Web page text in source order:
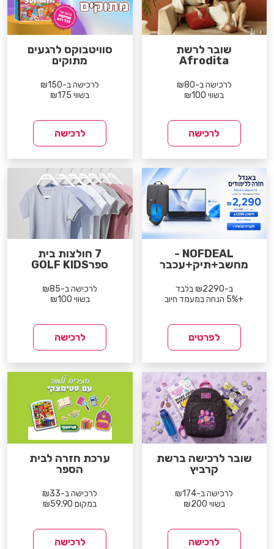
שובר לרשת
Afrodita
לרכישה ב-₪80
בשווי ₪100
לרכישה
סוויטבוקס לרגעים
מתוקים
לרכישה ב-₪150
בשווי ₪175
לרכישה
NOFDEAL -
מחשב+תיק+עכבר
ב-₪2290 בלבד
+5% הנחה במעמד חיוב
לפרטים
7 חולצות בית
ספרGOLF KIDS
לרכישה ב-₪85
בשווי ₪100
לרכישה
שובר לרכישה ברשת
קרביץ
לרכישה ב-₪174
בשווי ₪200
לרכישה
ערכת חזרה לבית
הספר
לרכישה ב-₪33
במקום ₪59.90
לרכישה